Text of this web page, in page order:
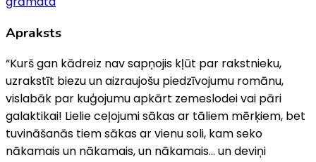
Apraksts
“Kurš gan kādreiz nav sapņojis kļūt par rakstnieku,
uzrakstīt biezu un aizraujošu piedzīvojumu romānu,
vislabāk par kuģojumu apkārt zemeslodei vai pāri
galaktikai! Lielie ceļojumi sākas ar tāliem mērķiem, bet
tuvināšanās tiem sākas ar vienu soli, kam seko
nākamais un nākamais, un nākamais... un deviņi